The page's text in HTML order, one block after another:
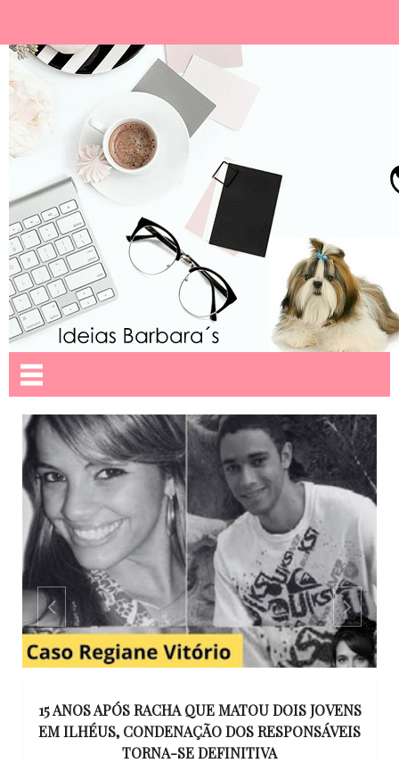
15 ANOS APÓS RACHA QUE MATOU DOIS JOVENS
EM ILHÉUS, CONDENAÇÃO DOS RESPONSÁVEIS
TORNA-SE DEFINITIVA